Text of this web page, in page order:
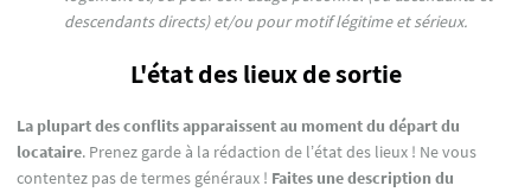
descendants directs) et/ou pour motif légitime et sérieux.
L'état des lieux de sortie
La plupart des conflits apparaissent au moment du départ du
locataire. Prenez garde à la rédaction de l’état des lieux ! Ne vous
contentez pas de termes généraux ! Faites une description du